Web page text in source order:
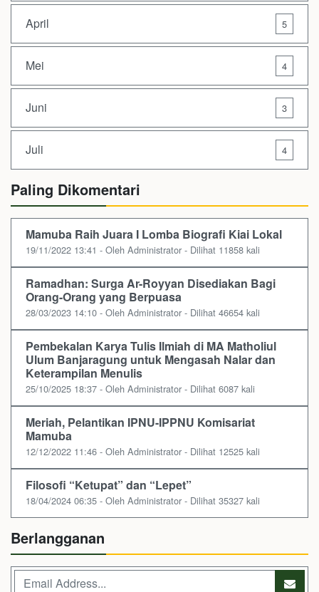
April 5
Mei 4
Juni 3
Juli 4
Paling Dikomentari
Mamuba Raih Juara I Lomba Biografi Kiai Lokal
19/11/2022 13:41 - Oleh Administrator - Dilihat 11858 kali
Ramadhan: Surga Ar-Royyan Disediakan Bagi
Orang-Orang yang Berpuasa
28/03/2023 14:10 - Oleh Administrator - Dilihat 46654 kali
Pembekalan Karya Tulis Ilmiah di MA Matholiul
Ulum Banjaragung untuk Mengasah Nalar dan
Keterampilan Menulis
25/10/2025 18:37 - Oleh Administrator - Dilihat 6087 kali
Meriah, Pelantikan IPNU-IPPNU Komisariat
Mamuba
12/12/2022 11:46 - Oleh Administrator - Dilihat 12525 kali
Filosofi “Ketupat” dan “Lepet”
18/04/2024 06:35 - Oleh Administrator - Dilihat 35327 kali
Berlangganan